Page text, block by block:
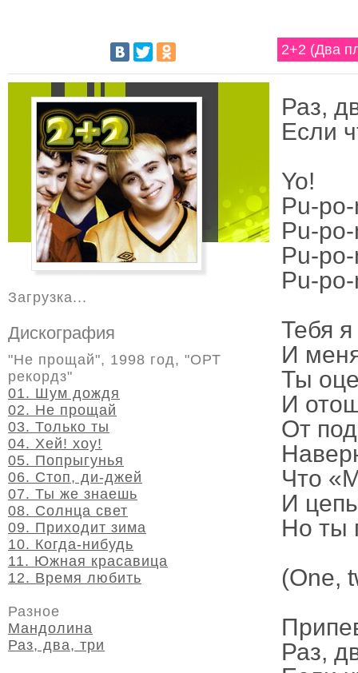
2+2 (Два
Раз,
Если
Yo!
Pu-
Pu-
Pu-
Pu-
Тебя
И
Ты
И
От
Что
И
Но ты
(One,
Раз,
Загрузка...
Дискография
"Не прощай", 1998 год, "ОРТ
рекордз"
01. Шум дождя
02. Не прощай
03. Только ты
04. Хей! хоу!
05. Попрыгунья
06. Стоп, ди-джей
07. Ты же знаешь
08. Солнца свет
09. Приходит зима
10. Когда-нибудь
11. Южная красавица
12. Время любить
Разное
Мандолина
Раз, два, три